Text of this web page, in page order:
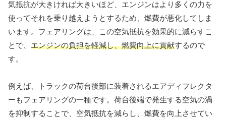
気抵抗が大きければ大きいほど、エンジンはより多くの力を
使ってそれを乗り越えようとするため、燃費が悪化してしま
います。フェアリングは、この空気抵抗を効果的に減らすこ
とで、 エンジンの負担を軽減し、燃費向上に貢献するので
す。
例えば、トラックの荷台後部に装着されるエアディフレクタ
ーもフェアリングの一種です。荷台後端で発生する空気の渦
を抑制することで、空気抵抗を減らし、燃費を向上させてい